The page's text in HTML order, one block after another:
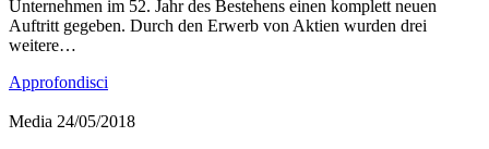
Unternehmen im 52. Jahr des Bestehens einen komplett neuen
Auftritt gegeben. Durch den Erwerb von Aktien wurden drei
weitere…
Approfondisci
Media 24/05/2018